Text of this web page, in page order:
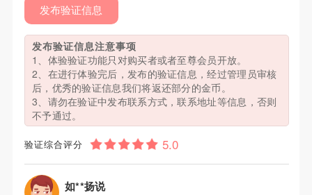
发布验证信息
发布验证信息注意事项
1、体验验证功能只对购买者或者至尊会员开放。
2、在进行体验完后，发布的验证信息，经过管理员审核
后，优秀的验证信息我们将返还部分的金币。
3、请勿在验证中发布联系方式，联系地址等信息，否则
不予通过。
验证综合评分
如**扬说